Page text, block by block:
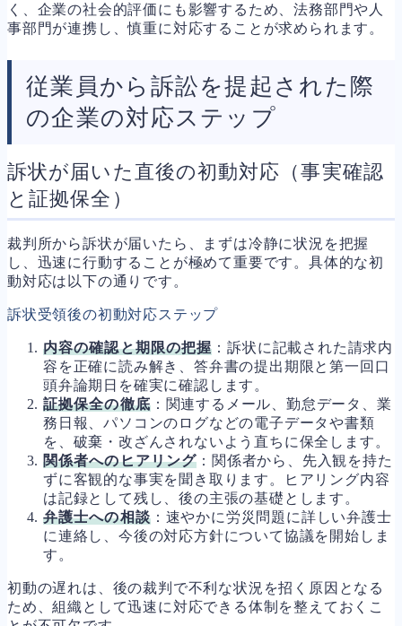
く、企業の社会的評価にも影響するため、法務部門や人
事部門が連携し、慎重に対応することが求められます。
従業員から訴訟を提起された際
の企業の対応ステップ
訴状が届いた直後の初動対応（事実確認
と証拠保全）
裁判所から訴状が届いたら、まずは冷静に状況を把握
し、迅速に行動することが極めて重要です。具体的な初
動対応は以下の通りです。
訴状受領後の初動対応ステップ
内容の確認と期限の把握 ：訴状に記載された請求内
容を正確に読み解き、答弁書の提出期限と第一回口
頭弁論期日を確実に確認します。
証拠保全の徹底：関連するメール、勤怠データ、業
務日報、パソコンのログなどの電子データや書類
を、破棄・改ざんされないよう直ちに保全します。
関係者へのヒアリング ：関係者から、先入観を持た
ずに客観的な事実を聞き取ります。ヒアリング内容
は記録として残し、後の主張の基礎とします。
弁護士への相談：速やかに労災問題に詳しい弁護士
に連絡し、今後の対応方針について協議を開始しま
す。
初動の遅れは、後の裁判で不利な状況を招く原因となる
ため、組織として迅速に対応できる体制を整えておくこ